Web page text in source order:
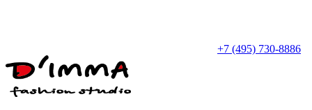
+7 (495) 730-8886